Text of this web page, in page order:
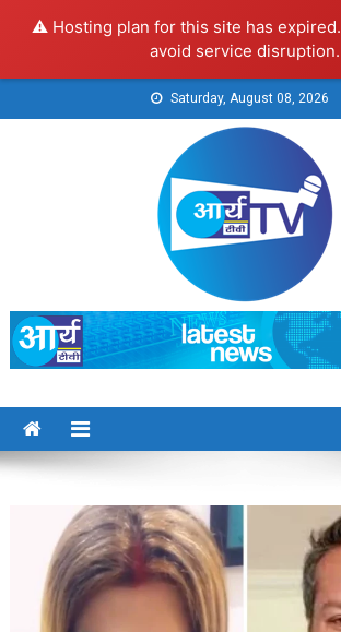
⚠️ Hosting plan for this site has expired.
avoid service disruption.
to
Saturday, August 08, 2026
Arya TV